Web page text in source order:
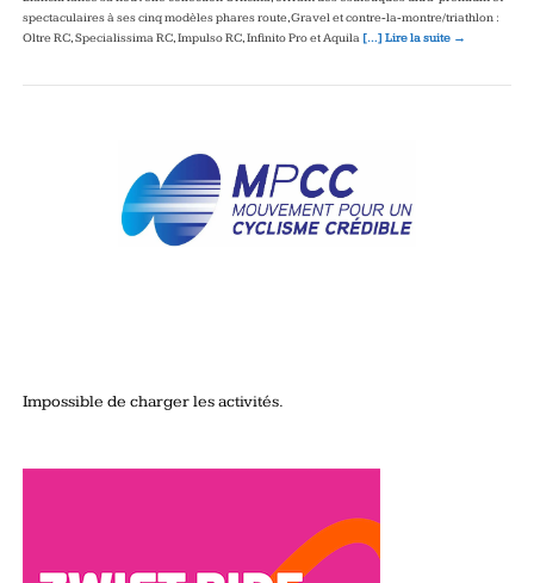
spectaculaires à ses cinq modèles phares route, Gravel et contre‑la‑montre/triathlon :
Oltre RC, Specialissima RC, Impulso RC, Infinito Pro et Aquila […] Lire la suite →
Impossible de charger les activités.